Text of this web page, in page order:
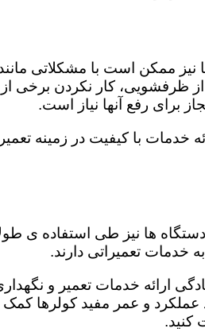
نیز ممکن است با مشکلاتی
کار نکردن برخی از
برای رفع آنها نیاز است.
خدمات با کیفیت در زمینه
ها نیز طی استفاده ی
خدمات تعمیراتی دارند.
ارائه خدمات تعمیر و
عملکرد و عمر مفید کولرها
کنید.